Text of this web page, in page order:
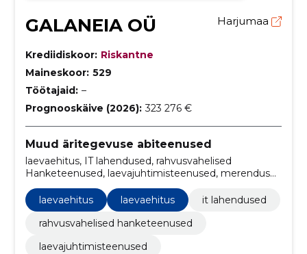
GALANEIA OÜ Harjumaa
Krediidiskoor: Riskantne
Maineskoor: 529
Töötajaid: –
Prognooskäive (2026): 323 276 €
Muud äritegevuse abiteenused
laevaehitus, IT lahendused, rahvusvahelised
Hanketeenused, laevajuhtimisteenused, merenduse
IT-lahendused, rahvusvaheline hankimine
laevaehituse jaoks, Eesti Mere- ja Tootmistegevuse
Algatus, merenduse ehitusprojektid, laevaehituse
disain ja inseneritöö, meretööstuse tehnoloogia
laevaehitus laevaehitus
it lahendused
rahvusvahelised hanketeenused
laevajuhtimisteenused